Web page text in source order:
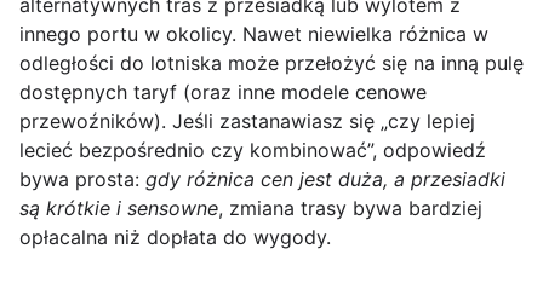
innego portu w okolicy. Nawet niewielka różnica w
odległości do lotniska może przełożyć się na inną pulę
dostępnych taryf (oraz inne modele cenowe
przewoźników). Jeśli zastanawiasz się „czy lepiej
lecieć bezpośrednio czy kombinować”, odpowiedź
bywa prosta: gdy różnica cen jest duża, a przesiadki
są krótkie i sensowne, zmiana trasy bywa bardziej
opłacalna niż dopłata do wygody.